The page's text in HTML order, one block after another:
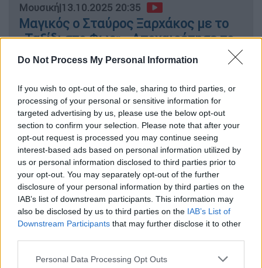
Do Not Process My Personal Information
If you wish to opt-out of the sale, sharing to third parties, or
processing of your personal or sensitive information for
targeted advertising by us, please use the below opt-out
section to confirm your selection. Please note that after your
opt-out request is processed you may continue seeing
interest-based ads based on personal information utilized by
us or personal information disclosed to third parties prior to
your opt-out. You may separately opt-out of the further
disclosure of your personal information by third parties on the
IAB’s list of downstream participants. This information may
also be disclosed by us to third parties on the IAB’s List of
Downstream Participants that may further disclose it to other
Please note that this website/app uses one or more Google
Personal Data Processing Opt Outs
Μουσική|13.10.2025 20:35
Μαγικός ο Σταύρος Ξαρχάκος με το
«Ταξίδι στο Φως» - Αποχαιρέτησε το
Ηρώδειο πριν κλείσει για τρία χρόνια
Το συγκλονιστικό βίντεο
Σε σκηνοθεσία Steven Airth,το βίντεο
αποτυπώνει με ρεαλισμό τις σιωπηλές
μάχες που δίνουν πολλές γυναίκες μέσα σε
κακοποιητικές σχέσεις- από την καταπίεση
και τον φόβο, μέχρι τη στιγμή που βρίσκουν
τη φωνή και τη δύναμη να πουν «ως εδώ».
Οι εικόνες είναι σκληρές αλλά απαραίτητες,